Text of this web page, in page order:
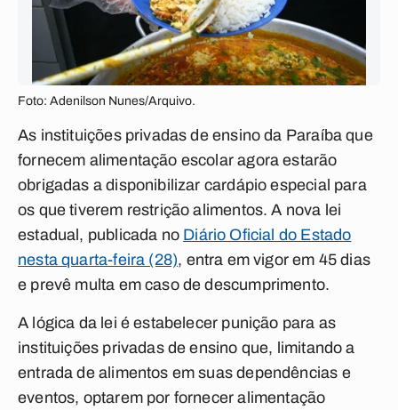
Foto: Adenilson Nunes/Arquivo.
As instituições privadas de ensino da Paraíba que
fornecem alimentação escolar agora estarão
obrigadas a disponibilizar cardápio especial para
os que tiverem restrição alimentos. A nova lei
estadual, publicada no Diário Oficial do Estado
nesta quarta-feira (28), entra em vigor em 45 dias
e prevê multa em caso de descumprimento.
A lógica da lei é estabelecer punição para as
instituições privadas de ensino que, limitando a
entrada de alimentos em suas dependências e
eventos, optarem por fornecer alimentação